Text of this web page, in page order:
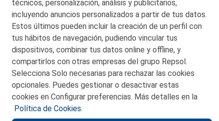
CONTACTO
MAPA WEB
POLITICA DE PRIVACIDAD
técnicos, personalización, análisis y publicitarios,
incluyendo anuncios personalizados a partir de tus datos.
Estos últimos pueden incluir la creación de un perfil con
tus hábitos de navegación, pudiendo vincular tus
dispositivos, combinar tus datos online y offline, y
compartirlos con otras empresas del grupo Repsol.
Selecciona Solo necesarias para rechazar las cookies
opcionales. Puedes gestionar o desactivar estas
cookies en Configurar preferencias. Más detalles en la
Política de Cookies.